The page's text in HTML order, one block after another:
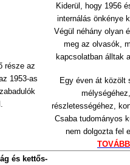
része az
1953-as
Kiderül, hogy 1956
internálás önkénye
Végül néhány olyan
meg az olvasók,
kapcsolatban álltak
Egy éven át közölt
részletességéhez,
Csaba tudományos
nem dolgozta fel
és kettős-